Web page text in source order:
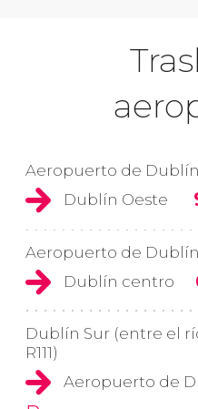
Aeropuerto de Dublín
Dublín Oeste
Aeropuerto de Dublín
Dublín centro
Dublín Sur (entre el
R111)
Aeropuerto de